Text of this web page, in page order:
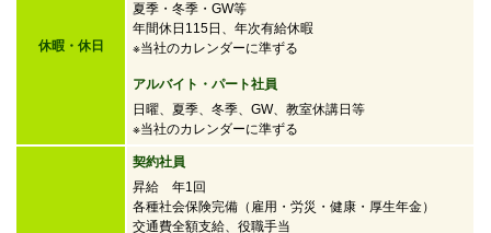
休暇・休日
夏季・冬季・GW等
年間休日115日、年次有給休暇
※当社のカレンダーに準ずる
アルバイト・パート社員
日曜、夏季、冬季、GW、教室休講日等
※当社のカレンダーに準ずる
契約社員
昇給 年1回
各種社会保険完備（雇用・労災・健康・厚生年金）
交通費全額支給、役職手当